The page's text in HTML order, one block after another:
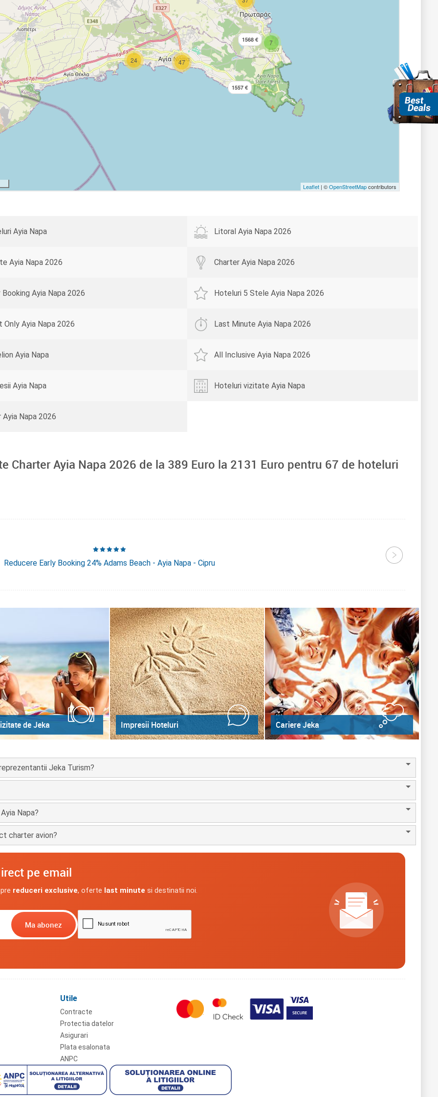
1568 € 7
1557 €
24 47
Leaflet | ©OpenStreetMapcontributors
Ayia Napa Litoral Ayia Napa 2026
Ayia Napa 2026 Charter Ayia Napa 2026
Booking Ayia Napa 2026 Hoteluri 5 Stele Ayia Napa 2026
Only Ayia Napa 2026 Last Minute Ayia Napa 2026
Ayia Napa All Inclusive Ayia Napa 2026
Ayia Napa Hoteluri vizitate Ayia Napa
Ayia Napa 2026
Charter Ayia Napa 2026 de la 389 Euro la 2131 Euro pentru 67 de hoteluri
Reducere Early Booking 24% Adams Beach - Ayia Napa - Cipru
de Jeka Impresii Hoteluri Cariere Jeka
Jeka Turism?
Napa?
charter avion?
pe email
reduceri exclusive, oferte last minute si destinatii noi.
Utile
Contracte
Protectia datelor
Asigurari
Plata esalonata
ANPC